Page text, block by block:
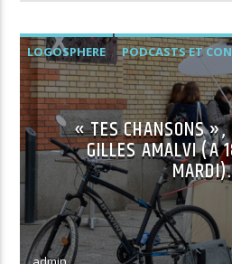
LOGOSPHERE PODCASTS ET
« TES CHANSONS »,
GILLES AMALVI (A
MARDI).